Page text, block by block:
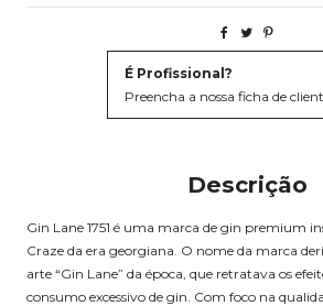
É Profissional?
Preencha a nossa ficha de
Descrição
Gin Lane 1751 é uma marca de gin premium
Craze da era georgiana. O nome da marca
arte “Gin Lane” da época, que retratava os
consumo excessivo de gin. Com foco na